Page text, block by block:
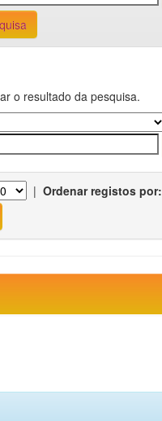
o resultado da pesquisa.
| Ordenar registos por: